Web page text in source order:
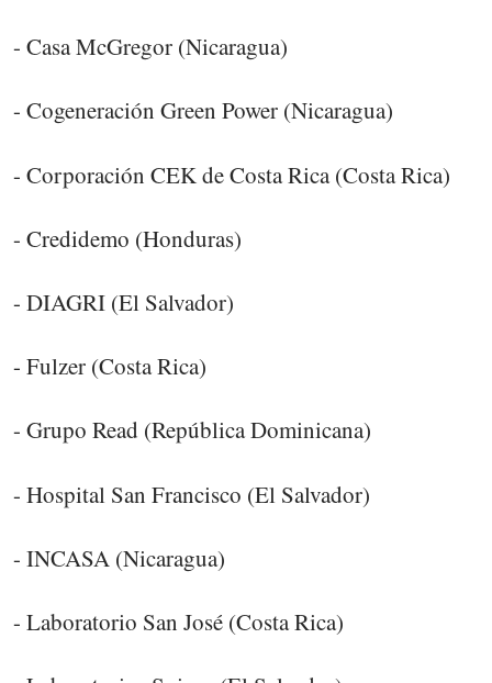
- Casa McGregor (Nicaragua)
- Cogeneración Green Power (Nicaragua)
- Corporación CEK de Costa Rica (Costa Rica)
- Credidemo (Honduras)
- DIAGRI (El Salvador)
- Fulzer (Costa Rica)
- Grupo Read (República Dominicana)
- Hospital San Francisco (El Salvador)
- INCASA (Nicaragua)
- Laboratorio San José (Costa Rica)